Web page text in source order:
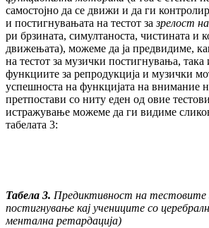
са­мостојно да се движи и да ги
и постигнувањата на тес­тот зазрелост
ри брзината, симултаноста, чистината и
движењата), можеме да ја пред­видиме,
на тес­тот за музички постигнувања,
функциите за репродукција и му­зички
успеш­нос­та на функцијата на внимание
претпостави со ниту еден од овие
истражување можеме да ги ви­диме
табелата 3:
Табела 3. Прeдиктивност на тестовите
постигнување кај учениците со
ментална ретардација)